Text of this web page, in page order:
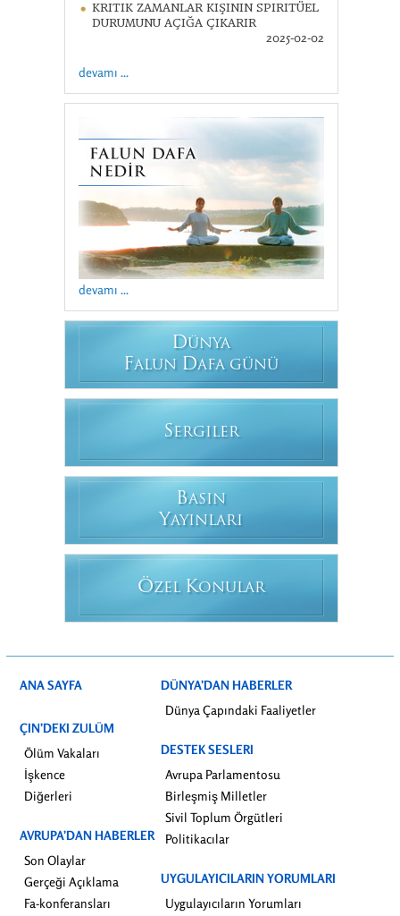
KRITIK ZAMANLAR KIŞININ SPIRITÜEL
DURUMUNU AÇIĞA ÇIKARIR
2025-02-02
devamı ...
devamı ...
DÜNYA
FALUN DAFA GÜNÜ
SERGILER
BASIN
YAYINLARI
ÖZEL KONULAR
ANA SAYFA
ÇIN’DEKI ZULÜM
Ölüm Vakaları
İşkence
Diğerleri
AVRUPA’DAN HABERLER
Son Olaylar
Gerçeği Açıklama
Fa-konferansları
DÜNYA’DAN HABERLER
Dünya Çapındaki Faaliyetler
DESTEK SESLERI
Avrupa Parlamentosu
Birleşmiş Milletler
Sivil Toplum Örgütleri
Politikacılar
UYGULAYICILARIN YORUMLARI
Uygulayıcıların Yorumları